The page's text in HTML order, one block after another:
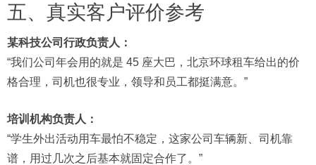
五、真实客户评价参考
某科技公司行政负责人：
“我们公司年会用的就是 45 座大巴，北京环球租车给出的价
格合理，司机也很专业，领导和员工都挺满意。”
培训机构负责人：
“学生外出活动用车最怕不稳定，这家公司车辆新、司机靠
谱，用过几次之后基本就固定合作了。”